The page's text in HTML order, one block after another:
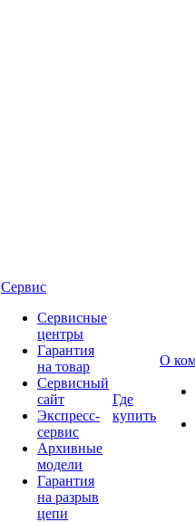
Сервис
Сервисные
центры
Гарантия
на товар
Сервисный
сайт
Экспресс-
сервис
Архивные
модели
Гарантия
на разрыв
цепи
Где
купить
О